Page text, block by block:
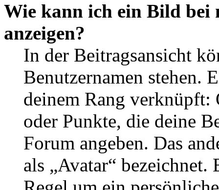
Wie kann ich ein Bild bei
anzeigen?
In der Beitragsansicht
Benutzernamen stehen.
deinem Rang verknüpft:
oder Punkte, die deine
Forum angeben. Das
als „Avatar“